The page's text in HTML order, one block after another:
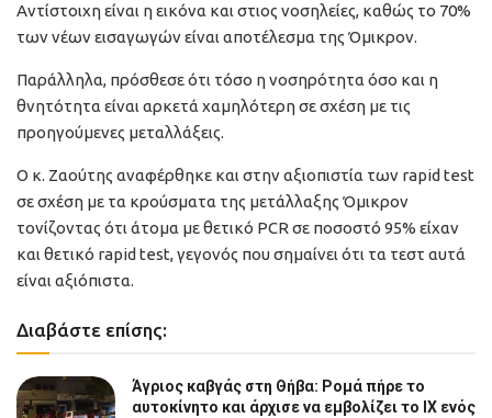
Αντίστοιχη είναι η εικόνα και στιος νοσηλείες, καθώς το 70%
των νέων εισαγωγών είναι αποτέλεσμα της Όμικρον.
Παράλληλα, πρόσθεσε ότι τόσο η νοσηρότητα όσο και η
θνητότητα είναι αρκετά χαμηλότερη σε σχέση με τις
προηγούμενες μεταλλάξεις.
Ο κ. Ζαούτης αναφέρθηκε και στην αξιοπιστία των rapid test
σε σχέση με τα κρούσματα της μετάλλαξης Όμικρον
τονίζοντας ότι άτομα με θετικό PCR σε ποσοστό 95% είχαν
και θετικό rapid test, γεγονός που σημαίνει ότι τα τεστ αυτά
είναι αξιόπιστα.
Διαβάστε επίσης:
Άγριος καβγάς στη Θήβα: Ρομά πήρε το
αυτοκίνητο και άρχισε να εμβολίζει το ΙΧ ενός